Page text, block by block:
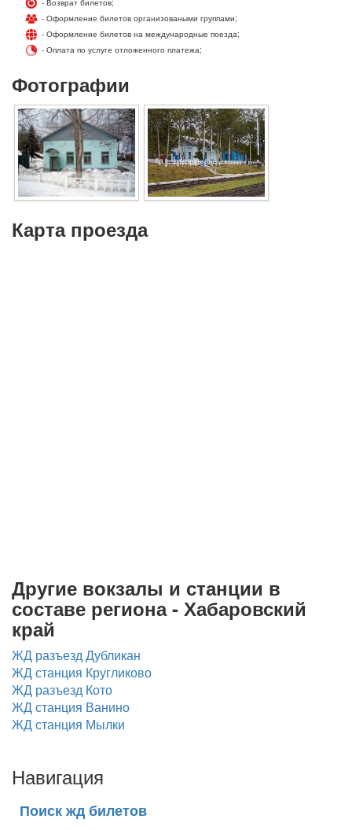
- Оформление билетов организоваными группами;
- Оформление билетов на международные поезда;
- Оплата по услуге отложенного платежа;
Фотографии
Карта проезда
Другие вокзалы и станции в
составе региона - Хабаровский
край
ЖД разъезд Дубликан
ЖД станция Кругликово
ЖД разъезд Кото
ЖД станция Ванино
ЖД станция Мылки
Навигация
Поиск жд билетов